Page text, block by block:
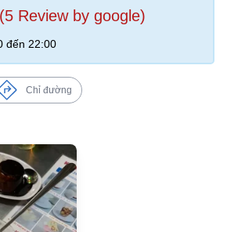
Review by google)
đến 22:00
Chỉ đường